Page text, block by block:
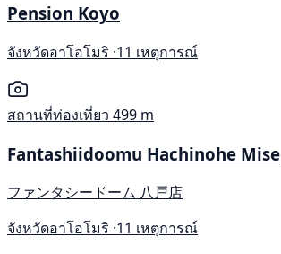
Pension Koyo
จังหวัดอาโอโมริ ·11 เหตุการณ์
สถานที่ท่องเที่ยว 499 m
Fantashiidoomu Hachinohe Mise
ファンタシードーム 八戸店
จังหวัดอาโอโมริ ·11 เหตุการณ์